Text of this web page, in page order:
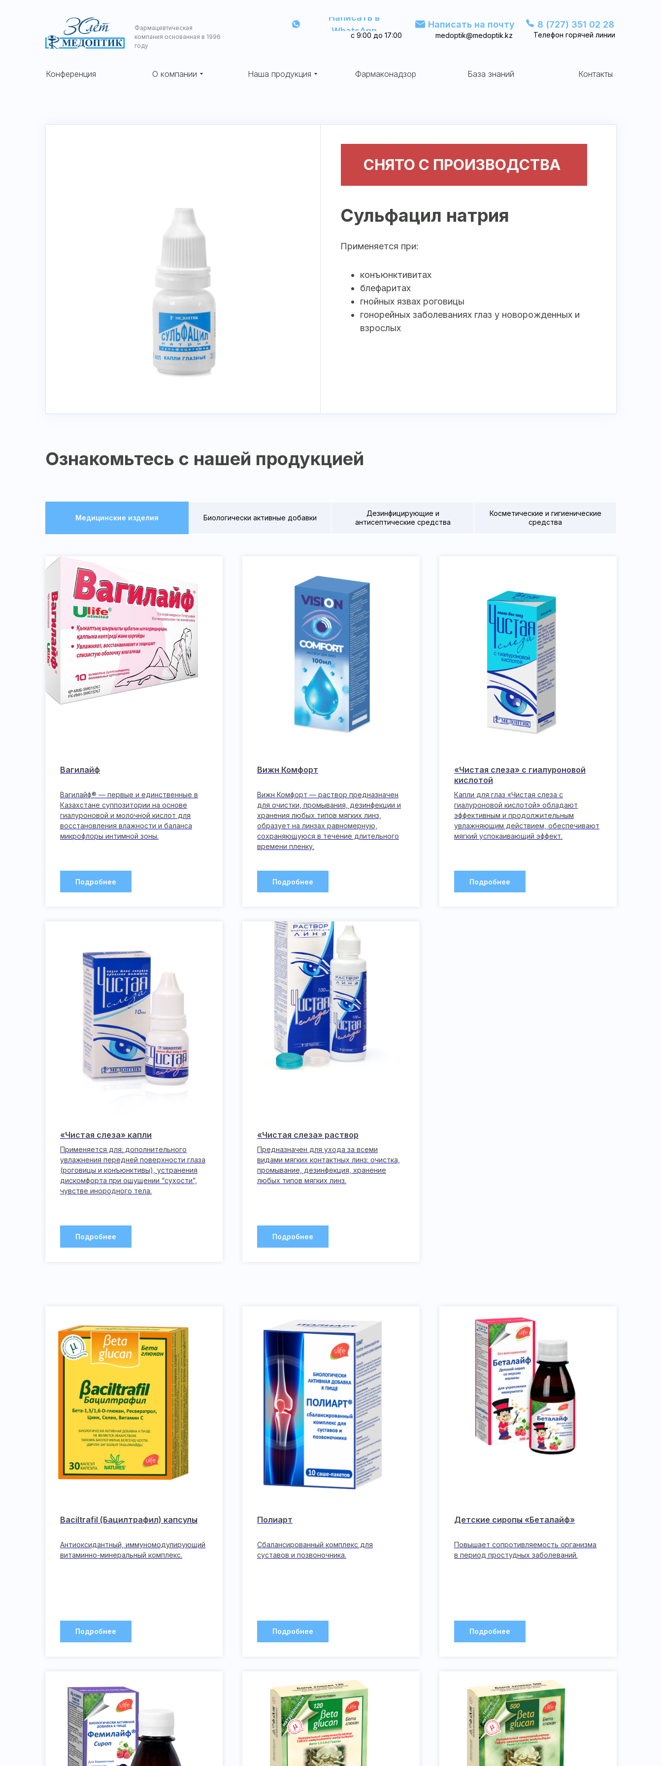
8 (727) 351 02 28
Телефон горячей линии
medoptik@medoptik.kz
Написать на почту
с 9:00 до 17:00
Написать в
WhatsApp
Фармацевтическая
компания основанная в 1996
году
Конференция О компании Наша продукция Фармаконадзор База знаний Контакты
Сульфацил натрия
Применяется при:
конъюнктивитах
блефаритах
гнойных язвах роговицы
гонорейных заболеваниях глаз у новорожденных и
взрослых
СНЯТО С ПРОИЗВОДСТВА
Ознакомьтесь с нашей продукцией
Медицинские изделия Биологически активные добавки
Дезинфицирующие и
антисептические средства
Косметические и гигиенические
средства
Вагилайф
Вагилайф® — первые и единственные в
Казахстане суппозитории на основе
гиалуроновой и молочной кислот для
восстановления влажности и баланса
микрофлоры интимной зоны.
Подробнее
Вижн Комфорт
Вижн Комфорт — раствор предназначен
для очистки, промывания, дезинфекции и
хранения любых типов мягких линз,
образует на линзах равномерную,
сохраняющуюся в течение длительного
времени пленку.
Подробнее
«Чистая слеза» с гиалуроновой
кислотой
Капли для глаз «Чистая слеза с
гиалуроновой кислотой» обладают
эффективным и продолжительным
увлажняющим действием, обеспечивают
мягкий успокаивающий эффект.
Подробнее
«Чистая слеза» капли
Применяется для: дополнительного
увлажнения передней поверхности глаза
(роговицы и конъюнктивы), устранения
дискомфорта при ощущении “сухости”,
чувстве инородного тела.
Подробнее
«Чистая слеза» раствор
Предназначен для ухода за всеми
видами мягких контактных линз: очистка,
промывание, дезинфекция, хранение
любых типов мягких линз.
Подробнее
Baciltrafil (Бацилтрафил) капсулы
Антиоксидантный, иммуномодулирующий
витаминно-минеральный комплекс.
Подробнее
Полиарт
Сбалансированный комплекс для
суставов и позвоночника.
Подробнее
Детские сиропы «Беталайф»
Повышает сопротивляемость организма
в период простудных заболеваний.
Подробнее